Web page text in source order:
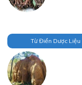
Từ Điển Dược Liệu